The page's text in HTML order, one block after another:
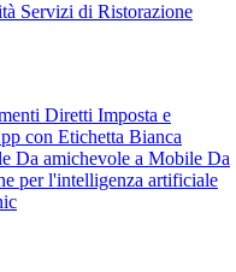
Servizi di Ristorazione
Diretti Imposta e
con Etichetta Bianca
Da amichevole a Mobile Da
per l'intelligenza artificiale